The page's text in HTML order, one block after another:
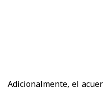
Adicionalmente, el